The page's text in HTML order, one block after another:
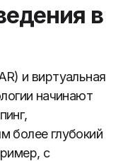
в
и виртуальная
начинают
более глубокий
с